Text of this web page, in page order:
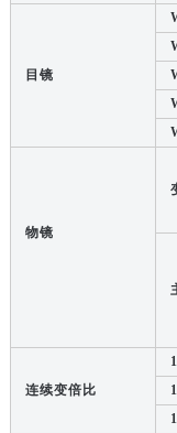
目镜
物镜
连续变倍比